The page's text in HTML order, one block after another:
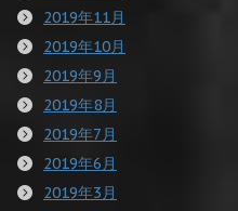
2019年11月
2019年10月
2019年9月
2019年8月
2019年7月
2019年6月
2019年3月